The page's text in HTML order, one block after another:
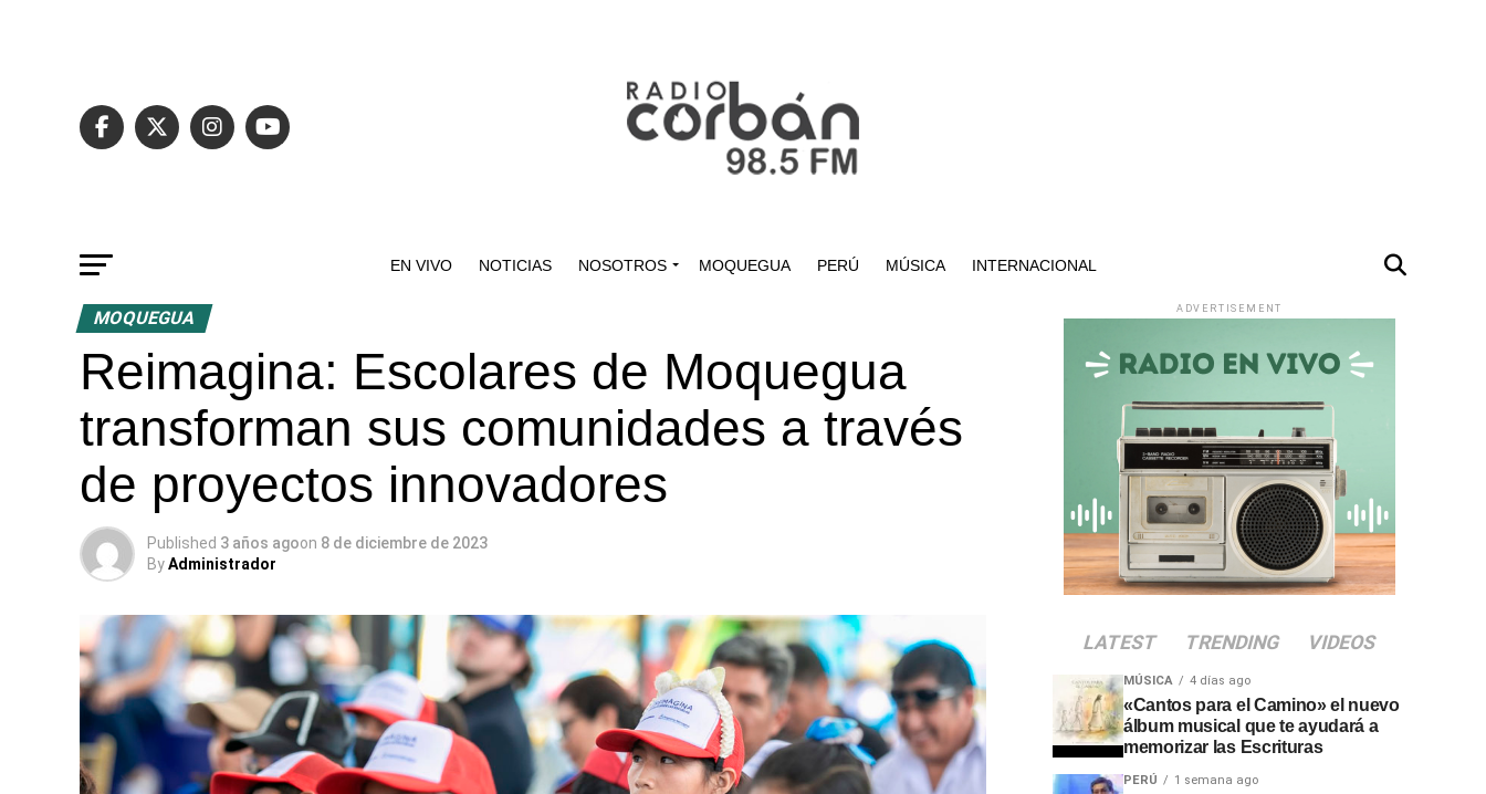
EN VIVO NOTICIAS NOSOTROS MOQUEGUA PERÚ MÚSICA INTERNACIONAL
MOQUEGUA
Reimagina: Escolares de Moquegua
transforman sus comunidades a través
de proyectos innovadores
Published 3 años agoon 8 de diciembre de 2023
ByAdministrador
ADVERTISEMENT
LATEST TRENDING VIDEOS
MÚSICA 4 días ago
«Cantos para el Camino» el nuevo
álbum musical que te ayudará a
memorizar las Escrituras
PERÚ 1 semana ago